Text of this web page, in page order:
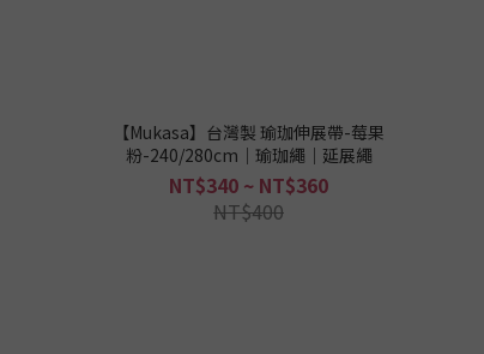
【Mukasa】台灣製 瑜珈伸展帶-莓果
粉-240/280cm｜瑜珈繩｜延展繩
NT$340 ~ NT$360
NT$400